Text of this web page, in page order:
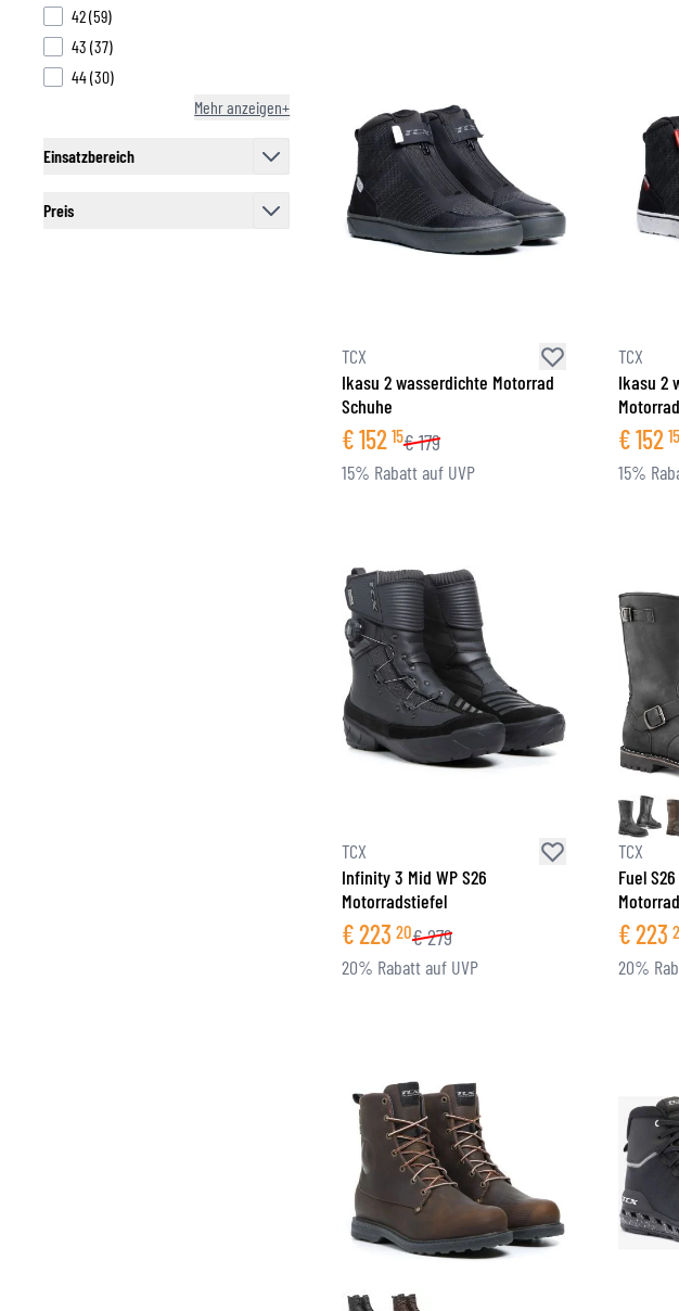
42(59products available
)
43 (37products available
)
44(30products available
)
Mehr anzeigen+
Einsatzbereich
Preis
TCX
Ikasu 2 wasserdichte Motorrad
Schuhe
€152 15€179
15% Rabatt auf UVP
TCX
Ikasu 2
€152 15
15%
TCX
Infinity 3 Mid WP S26
Motorradstiefel
€223 20€279
20% Rabatt auf UVP
TCX
Fuel
€223
20%